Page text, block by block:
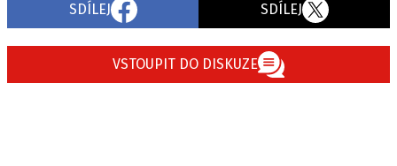
SDÍLEJ SDÍLEJ
VSTOUPIT DO DISKUZE